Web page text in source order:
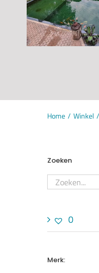
Home Winkel
Zoeken
Zoeken
0
Merk: